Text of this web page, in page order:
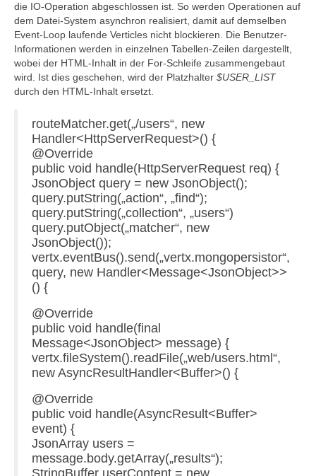
die IO-Operation abgeschlossen ist. So werden Operationen auf
dem Datei-System asynchron realisiert, damit auf demselben
Event-Loop laufende Verticles nicht blockieren. Die Benutzer-
Informationen werden in einzelnen Tabellen-Zeilen dargestellt,
wobei der HTML-Inhalt in der For-Schleife zusammengebaut
wird. Ist dies geschehen, wird der Platzhalter $USER_LIST
durch den HTML-Inhalt ersetzt.
routeMatcher.get(„/users“, new
Handler<HttpServerRequest>() {
@Override
public void handle(HttpServerRequest req) {
JsonObject query = new JsonObject();
query.putString(„action“, „find“);
query.putString(„collection“, „users“)
query.putObject(„matcher“, new
JsonObject());
vertx.eventBus().send(„vertx.mongopersistor“,
query, new Handler<Message<JsonObject>>
() {
@Override
public void handle(final
Message<JsonObject> message) {
vertx.fileSystem().readFile(„web/users.html“,
new AsyncResultHandler<Buffer>() {
@Override
public void handle(AsyncResult<Buffer>
event) {
JsonArray users =
message.body.getArray(„results“);
StringBuffer userContent = new